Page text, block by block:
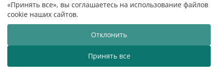
філармонія вітае вас! Беларуская
«Принять все», вы соглашаетесь на использование файлов
cookie наших сайтов.
Отклонить
Принять все